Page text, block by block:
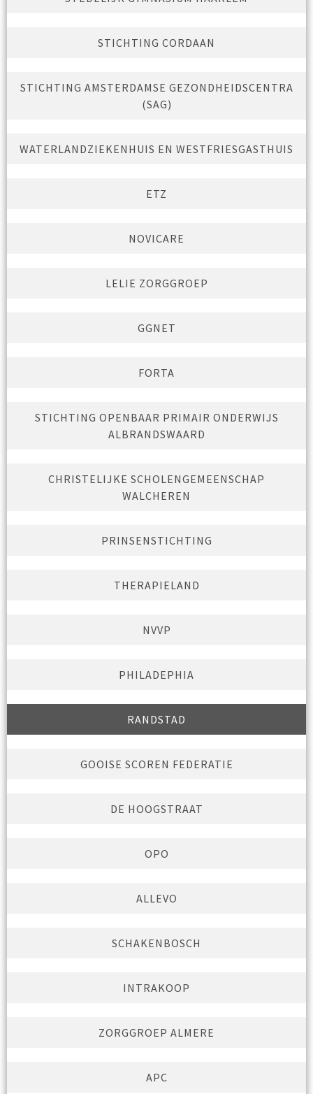
STICHTING CORDAAN
STICHTING AMSTERDAMSE GEZONDHEIDSCENTRA
(SAG)
WATERLANDZIEKENHUIS EN WESTFRIESGASTHUIS
ETZ
NOVICARE
LELIE ZORGGROEP
GGNET
FORTA
STICHTING OPENBAAR PRIMAIR ONDERWIJS
ALBRANDSWAARD
CHRISTELIJKE SCHOLENGEMEENSCHAP
WALCHEREN
PRINSENSTICHTING
THERAPIELAND
NVVP
PHILADEPHIA
RANDSTAD
GOOISE SCOREN FEDERATIE
DE HOOGSTRAAT
OPO
ALLEVO
SCHAKENBOSCH
INTRAKOOP
ZORGGROEP ALMERE
APC